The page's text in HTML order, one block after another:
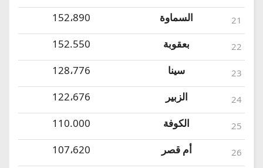
21 السماوة 152،890
22 بعقوبة 152.550
23 سينا 128،776
24 الزبير 122،676
25 الكوفة 110.000
26 أم قصر 107،620